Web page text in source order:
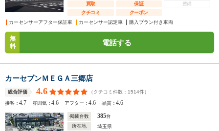
買取
保証
整備
クチコミ
クーポン
カーセンサーアフター保証車
カーセンサー認定車 購入プラン付き車両
無
料
電話する
カーセブンＭＥＧＡ三郷店
総合評価 4.6 （クチコミ件数： 1514件）
接客：4.7 雰囲気：4.6 アフター：4.6 品質：4.6
掲載台数 385台
所在地
埼玉県